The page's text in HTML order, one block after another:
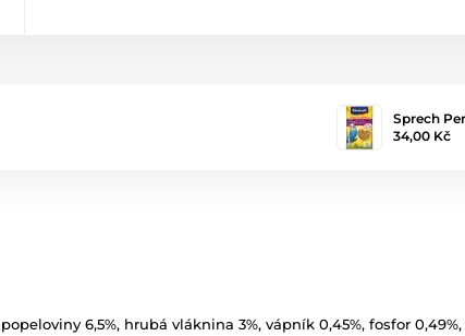
Sprech
34,00 Kč
6,5%, hrubá vláknina 3%, vápník 0,45%, fosfor